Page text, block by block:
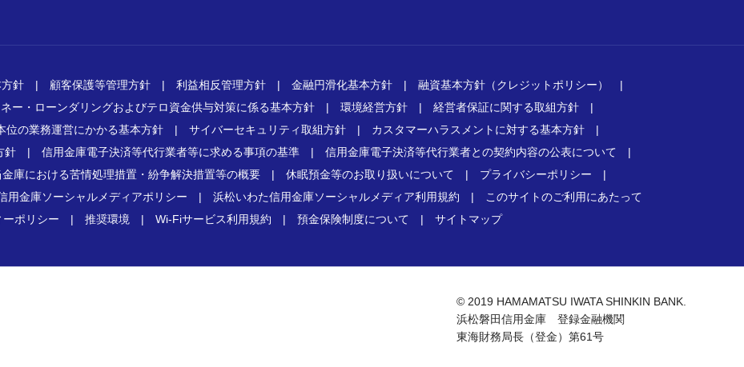
針 | 顧客保護等管理方針 | 利益相反管理方針 | 金融円滑化基本方針 | 融資基本方針（クレジットポリシー）
|
ー・ローンダリングおよびテロ資金供与対策に係る基本方針 | 環境経営方針 | 経営者保証に関する取組方針 |
位の業務運営にかかる基本方針 | サイバーセキュリティ取組方針 | カスタマーハラスメントに対する基本方針 |
針 | 信用金庫電子決済等代行業者等に求める事項の基準 | 信用金庫電子決済等代行業者との契約内容の公表について |
金庫における苦情処理措置・紛争解決措置等の概要 | 休眠預金等のお取り扱いについて | プライバシーポリシー |
用金庫ソーシャルメディアポリシー | 浜松いわた信用金庫ソーシャルメディア利用規約 |
このサイトのご利用にあたって
ポリシー | 推奨環境 | Wi-Fiサービス利用規約 | 預金保険制度について | サイトマップ
© 2019 HAMAMATSU IWATA SHINKIN BANK.
浜松磐田信用金庫 登録金融機関
東海財務局長（登金）第61号